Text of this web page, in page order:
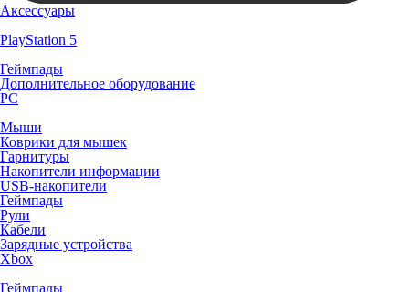
Аксессуары
PlayStation 5
Геймпады
Дополнительное оборудование
PC
Мыши
Коврики для мышек
Гарнитуры
Накопители информации
USB-накопители
Геймпады
Рули
Кабели
Зарядные устройства
Xbox
Геймпады